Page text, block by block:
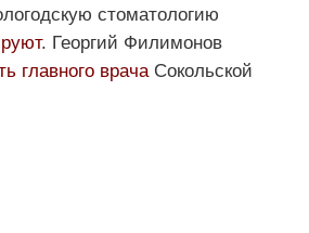
стоматологию
. Георгий Филимонов
главного врачаСокольской